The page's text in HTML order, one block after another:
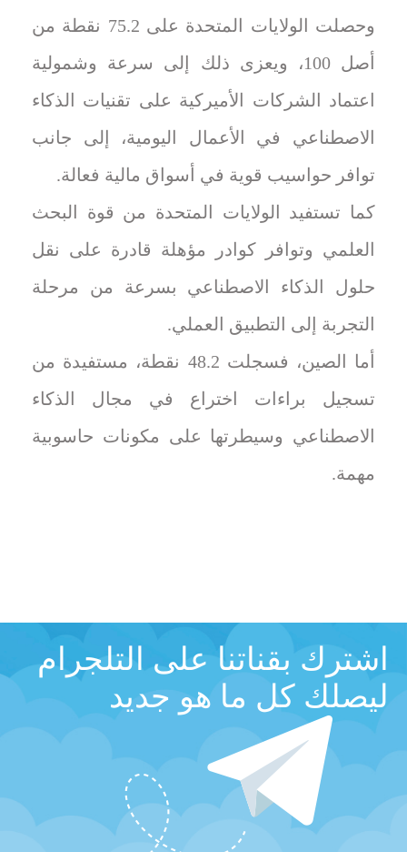
وحصلت الولايات المتحدة على 75.2 نقطة من
أصل 100، ويعزى ذلك إلى سرعة وشمولية
اعتماد الشركات الأميركية على تقنيات الذكاء
الاصطناعي في الأعمال اليومية، إلى جانب
توافر حواسيب قوية في أسواق مالية فعالة.
كما تستفيد الولايات المتحدة من قوة البحث
العلمي وتوافر كوادر مؤهلة قادرة على نقل
حلول الذكاء الاصطناعي بسرعة من مرحلة
التجربة إلى التطبيق العملي.
أما الصين، فسجلت 48.2 نقطة، مستفيدة من
تسجيل براءات اختراع في مجال الذكاء
الاصطناعي وسيطرتها على مكونات حاسوبية
مهمة.
اشترك بقناتنا على التلجرام
ليصلك كل ما هو جديد